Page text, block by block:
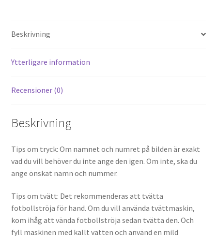
es di
t
k
Beskrivning
Ytterligare information
Recensioner (0)
Beskrivning
Tips om tryck: Om namnet och numret på bilden är exakt
vad du vill behöver du inte ange den igen. Om inte, ska du
ange önskat namn och nummer.
Tips om tvätt: Det rekommenderas att tvätta
fotbollströja för hand. Om du vill använda tvättmaskin,
kom ihåg att vända fotbollströja sedan tvätta den. Och
fyll maskinen med kallt vatten och använd en mild